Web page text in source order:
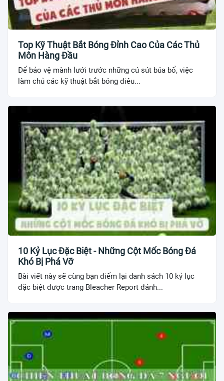
Top Kỹ Thuật Bắt Bóng Đỉnh Cao Của Các Thủ
Môn Hàng Đầu
Để bảo vệ mành lưới trước những cú sút búa bổ, việc
làm chủ các kỹ thuật bắt bóng điêu...
10 Kỷ Lục Đặc Biệt - Những Cột Mốc Bóng Đá
Khó Bị Phá Vỡ
Bài viết này sẽ cùng bạn điểm lại danh sách 10 kỷ lục
đặc biệt được trang Bleacher Report đánh...